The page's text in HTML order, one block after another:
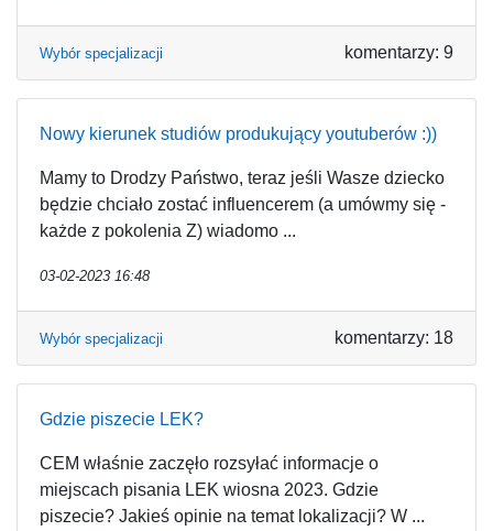
Wybór specjalizacji komentarzy: 9
Nowy kierunek studiów produkujący youtuberów :))
Mamy to Drodzy Państwo, teraz jeśli Wasze dziecko
będzie chciało zostać influencerem (a umówmy się -
każde z pokolenia Z) wiadomo ...
03-02-2023 16:48
Wybór specjalizacji komentarzy: 18
Gdzie piszecie LEK?
CEM właśnie zaczęło rozsyłać informacje o
miejscach pisania LEK wiosna 2023. Gdzie
piszecie? Jakieś opinie na temat lokalizacji? W ...